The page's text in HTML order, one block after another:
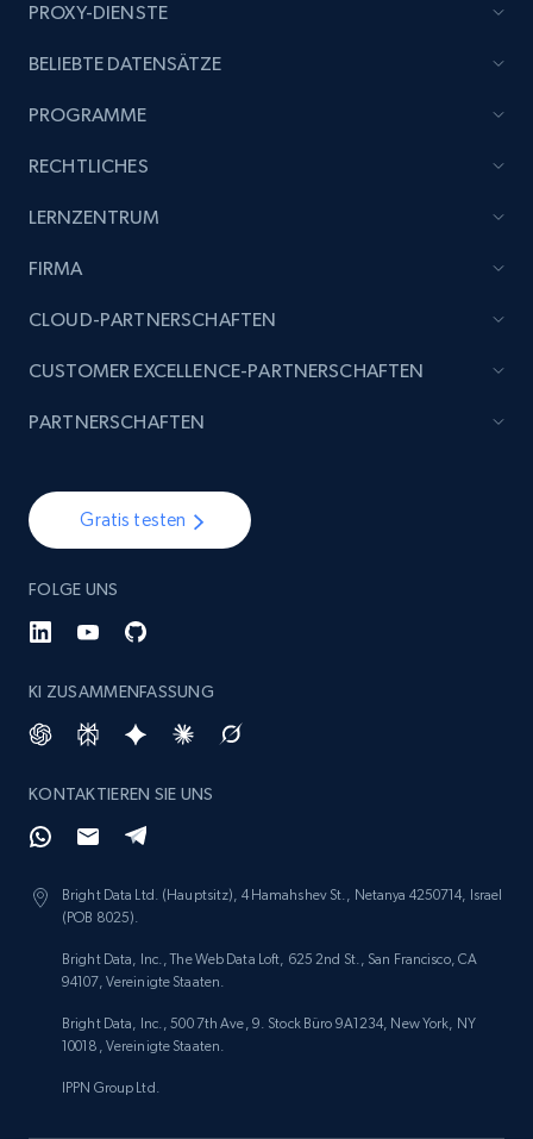
PROXY-DIENSTE
BELIEBTE DATENSÄTZE
PROGRAMME
RECHTLICHES
LERNZENTRUM
FIRMA
Gratis testen
FOLGE UNS
KI ZUSAMMENFASSUNG
KONTAKTIEREN SIE UNS
Bright Data Ltd. (Hauptsitz), 4 Hamahshev St., Netanya 4250714, Israel
(POB 8025).
Bright Data, Inc., The Web Data Loft, 625 2nd St., San Francisco, CA
94107, Vereinigte Staaten.
Bright Data, Inc., 500 7th Ave, 9. Stock Büro 9A1234, New York, NY
10018, Vereinigte Staaten.
IPPN Group Ltd.
CLOUD-PARTNERSCHAFTEN
CUSTOMER EXCELLENCE-PARTNERSCHAFTEN
PARTNERSCHAFTEN